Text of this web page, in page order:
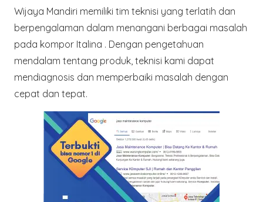
Wijaya Mandiri memiliki tim teknisi yang terlatih dan
berpengalaman dalam menangani berbagai masalah
pada kompor Italina . Dengan pengetahuan
mendalam tentang produk, teknisi kami dapat
mendiagnosis dan memperbaiki masalah dengan
cepat dan tepat.